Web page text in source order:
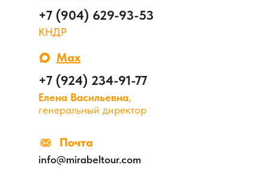
+7 (904) 629-93-53
КНДР
Почта
+7 (924) 234-91-77
info@mirabeltour.com
Елена Васильевна,
генеральный директор
Max